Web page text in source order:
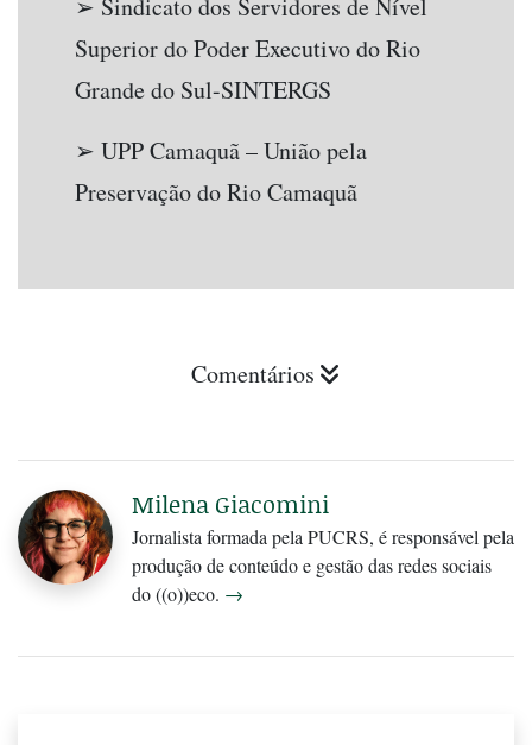
➢ Sindicato dos Servidores de Nível
Superior do Poder Executivo do Rio
Grande do Sul-SINTERGS
➢ UPP Camaquã – União pela
Preservação do Rio Camaquã
Comentários
Milena Giacomini
Jornalista formada pela PUCRS, é responsável pela
produção de conteúdo e gestão das redes sociais
do ((o))eco. →